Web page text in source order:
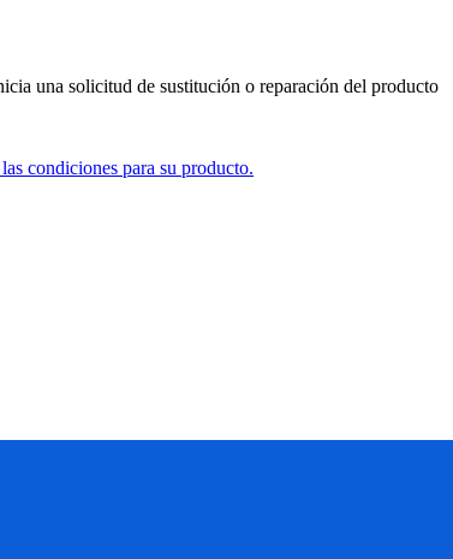
una solicitud de sustitución o reparación del producto
condiciones para su producto.